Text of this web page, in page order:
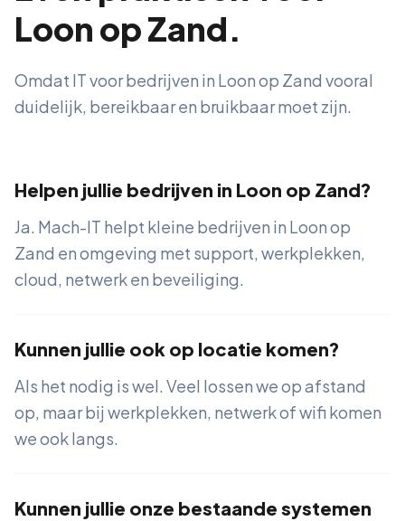
Loon op Zand.
Omdat IT voor bedrijven in Loon op Zand vooral
duidelijk, bereikbaar en bruikbaar moet zijn.
Helpen jullie bedrijven in Loon op Zand?
Ja. Mach-IT helpt kleine bedrijven in Loon op
Zand en omgeving met support, werkplekken,
cloud, netwerk en beveiliging.
Kunnen jullie ook op locatie komen?
Als het nodig is wel. Veel lossen we op afstand
op, maar bij werkplekken, netwerk of wifi komen
we ook langs.
Kunnen jullie onze bestaande systemen